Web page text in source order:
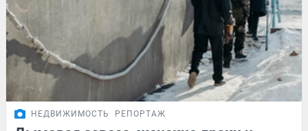
НЕДВИЖИМОСТЬ РЕПОРТАЖ